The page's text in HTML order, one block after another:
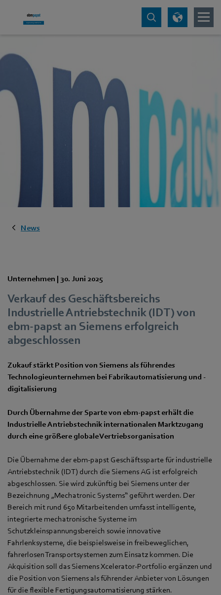
News
Unternehmen | 30. Juni 2025
Verkauf des Geschäftsbereichs
Industrielle Antriebstechnik (IDT) von
ebm‑papst an Siemens erfolgreich
abgeschlossen
Zukauf stärkt Position von Siemens als führendes
Technologieunternehmen bei Fabrikautomatisierung und -
digitalisierung
Durch Übernahme der Sparte von ebm‑papst erhält die
Industrielle Antriebstechnik internationalen Marktzugang
durch eine größere globale Vertriebsorganisation
Die Übernahme der ebm-papst Geschäftssparte für industrielle
Antriebstechnik (IDT) durch die Siemens AG ist erfolgreich
abgeschlossen. Sie wird zukünftig bei Siemens unter der
Bezeichnung „Mechatronic Systems“ geführt werden. Der
Bereich mit rund 650 Mitarbeitenden umfasst intelligente,
integrierte mechatronische Systeme im
Schutzkleinspannungsbereich sowie innovative
Fahrlenksysteme, die beispielsweise in freibeweglichen,
fahrerlosen Transportsystemen zum Einsatz kommen. Die
Akquisition soll das Siemens Xcelerator-Portfolio ergänzen und
die Position von Siemens als führender Anbieter von Lösungen
für die flexible Fertigungsautomatisierung stärken.